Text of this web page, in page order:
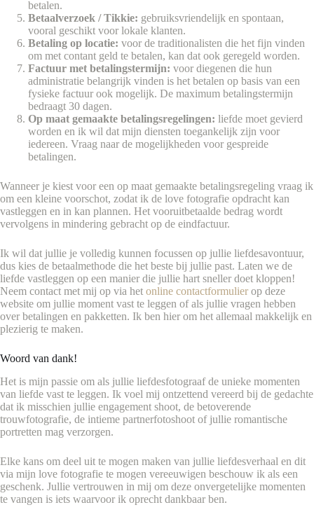
betalen.
Betaalverzoek / Tikkie: gebruiksvriendelijk en spontaan,
vooral geschikt voor lokale klanten.
Betaling op locatie: voor de traditionalisten die het fijn vinden
om met contant geld te betalen, kan dat ook geregeld worden.
Factuur met betalingstermijn: voor diegenen die hun
administratie belangrijk vinden is het betalen op basis van een
fysieke factuur ook mogelijk. De maximum betalingstermijn
bedraagt 30 dagen.
Op maat gemaakte betalingsregelingen: liefde moet gevierd
worden en ik wil dat mijn diensten toegankelijk zijn voor
iedereen. Vraag naar de mogelijkheden voor gespreide
betalingen.
Wanneer je kiest voor een op maat gemaakte betalingsregeling vraag ik
om een kleine voorschot, zodat ik de love fotografie opdracht kan
vastleggen en in kan plannen. Het vooruitbetaalde bedrag wordt
vervolgens in mindering gebracht op de eindfactuur.
Ik wil dat jullie je volledig kunnen focussen op jullie liefdesavontuur,
dus kies de betaalmethode die het beste bij jullie past. Laten we de
liefde vastleggen op een manier die jullie hart sneller doet kloppen!
Neem contact met mij op via het online contactformulier op deze
website om jullie moment vast te leggen of als jullie vragen hebben
over betalingen en pakketten. Ik ben hier om het allemaal makkelijk en
plezierig te maken.
Woord van dank!
Het is mijn passie om als jullie liefdesfotograaf de unieke momenten
van liefde vast te leggen. Ik voel mij ontzettend vereerd bij de gedachte
dat ik misschien jullie engagement shoot, de betoverende
trouwfotografie, de intieme partnerfotoshoot of jullie romantische
portretten mag verzorgen.
Elke kans om deel uit te mogen maken van jullie liefdesverhaal en dit
via mijn love fotografie te mogen vereeuwigen beschouw ik als een
geschenk. Jullie vertrouwen in mij om deze onvergetelijke momenten
te vangen is iets waarvoor ik oprecht dankbaar ben.